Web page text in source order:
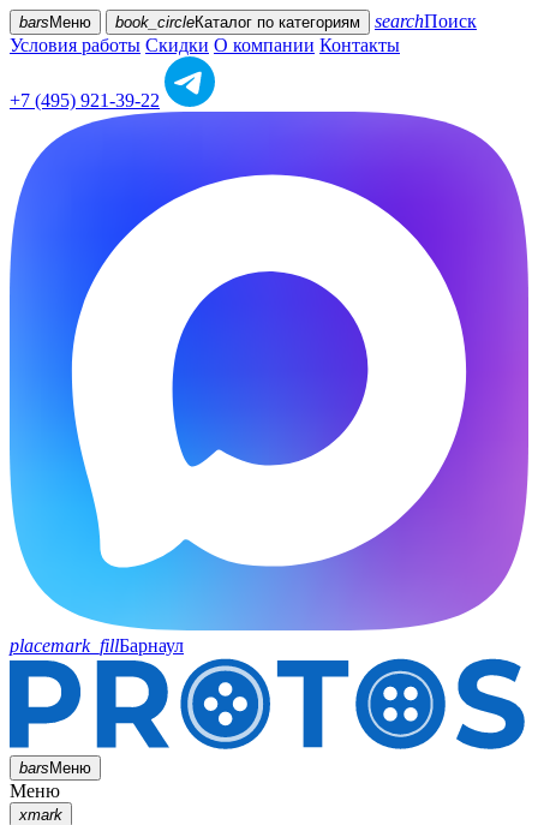
bars Меню book_circleКаталог по категориям searchПоиск
Условия работы Скидки О компании Контакты
+7 (495) 921-39-22
placemark_fillБарнаул
barsМеню
Меню
xmark